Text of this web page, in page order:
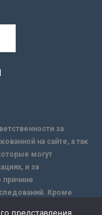
за
на сайте, а так
могут
и за
Кроме
представления